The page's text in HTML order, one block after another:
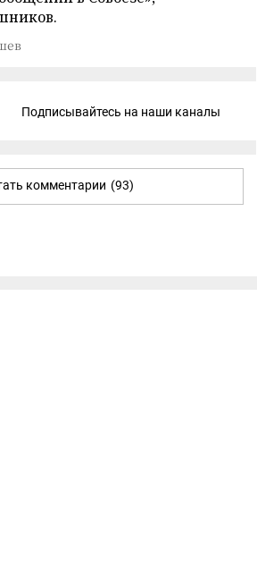
Подписывайтесь на наши каналы
комментарии (93)